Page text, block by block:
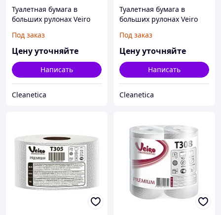
Туалетная бумага в
больших рулонах Veiro
Под заказ
Цену уточняйте
Написать
Cleanetica
Туалетная бумага в
больших рулонах Veiro
Под заказ
Цену уточняйте
Написать
Cleanetica